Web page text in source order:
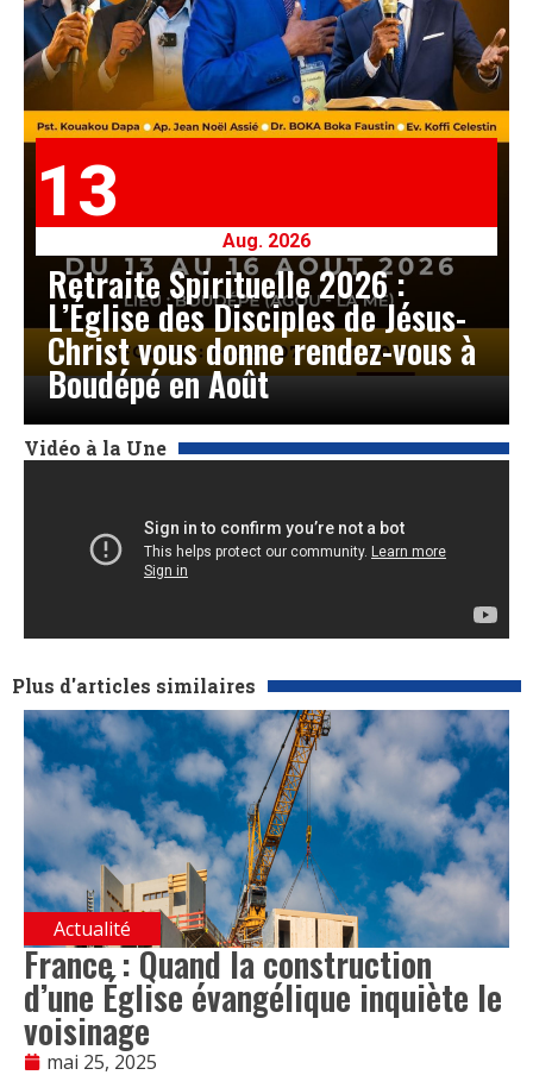
13
Aug. 2026
Retraite Spirituelle 2026 :
L’Église des Disciples de Jésus-
Christ vous donne rendez-vous à
Boudépé en Août
Vidéo à la Une
Plus d'articles similaires
Actualité
France : Quand la construction
d’une Église évangélique inquiète le
voisinage
mai 25, 2025